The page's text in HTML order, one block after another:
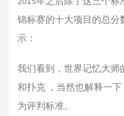
锦标赛的十大项目的总分
示：
我们看到，世界记忆大
和扑克 ，当然也解释一
为评判标准。